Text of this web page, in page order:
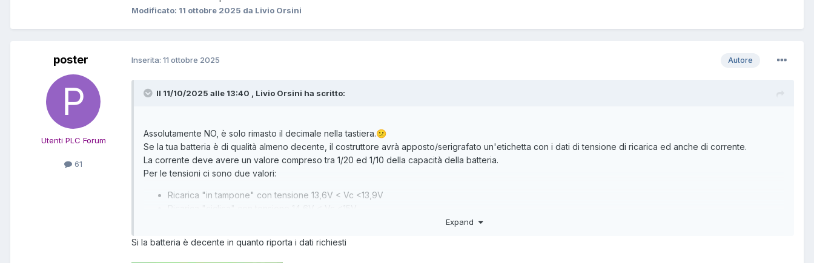
Modificato: 11 ottobre 2025 da Livio Orsini
poster
Utenti PLC Forum
61
Autore
Inserita: 11 ottobre 2025
Il 11/10/2025 alle 13:40 , Livio Orsini ha scritto:
Assolutamente NO, è solo rimasto il decimale nella tastiera.😕
Se la tua batteria è di qualità almeno decente, il costruttore avrà apposto/serigrafato un'etichetta con i dati di tensione di ricarica ed anche di corrente.
La corrente deve avere un valore compreso tra 1/20 ed 1/10 della capacità della batteria.
Per le tensioni ci sono due valori:
Ricarica "in tampone" con tensione 13,6V < Vc <13,9V
Expand
Si la batteria è decente in quanto riporta i dati richiesti